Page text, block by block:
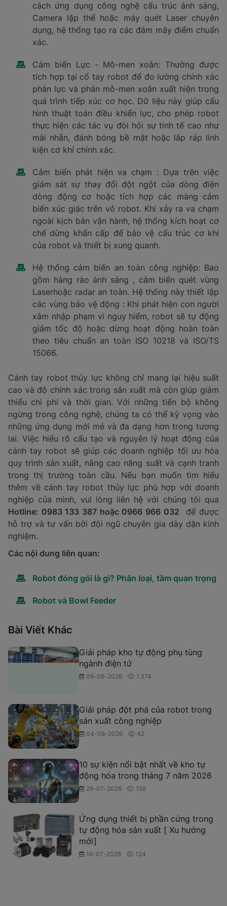
cách ứng dụng công nghệ cấu trúc ánh sáng,
Camera lập thể hoặc máy quét Laser chuyên
dụng, hệ thống tạo ra các đám mây điểm chuẩn
xác.
Cảm biến Lực - Mô-men xoắn: Thường được
tích hợp tại cổ tay robot để đo lường chính xác
phản lực và phản mô-men xoắn xuất hiện trong
quá trình tiếp xúc cơ học. Dữ liệu này giúp cấu
hình thuật toán điều khiển lực, cho phép robot
thực hiện các tác vụ đòi hỏi sự tinh tế cao như
mài nhẵn, đánh bóng bề mặt hoặc lắp ráp linh
kiện cơ khí chính xác.
Cảm biến phát hiện va chạm : Dựa trên việc
giám sát sự thay đổi đột ngột của dòng điện
dòng động cơ hoặc tích hợp các màng cảm
biến xúc giác trên vỏ robot. Khi xảy ra va chạm
ngoài kịch bản vận hành, hệ thống kích hoạt cơ
chế dừng khẩn cấp để bảo vệ cấu trúc cơ khí
của robot và thiết bị xung quanh.
Hệ thống cảm biến an toàn công nghiệp: Bao
gồm hàng rào ánh sáng , cảm biến quét vùng
Laserhoặc radar an toàn. Hệ thống này thiết lập
các vùng bảo vệ động : Khi phát hiện con người
xâm nhập phạm vi nguy hiểm, robot sẽ tự động
giảm tốc độ hoặc dừng hoạt động hoàn toàn
theo tiêu chuẩn an toàn ISO 10218 và ISO/TS
15066.
Cánh tay robot thủy lực không chỉ mang lại hiệu suất
cao và độ chính xác trong sản xuất mà còn giúp giảm
thiểu chi phí và thời gian. Với những tiến bộ không
ngừng trong công nghệ, chúng ta có thể kỳ vọng vào
những ứng dụng mới mẻ và đa dạng hơn trong tương
lai. Việc hiểu rõ cấu tạo và nguyên lý hoạt động của
cánh tay robot sẽ giúp các doanh nghiệp tối ưu hóa
quy trình sản xuất, nâng cao năng suất và cạnh tranh
trong thị trường toàn cầu. Nếu bạn muốn tìm hiểu
thêm về cánh tay robot thủy lực phù hợp với doanh
nghiệp của mình, vui lòng liên hệ với chúng tôi qua
Hotline: 0983 133 387 hoặc 0966 966 032 để được
hỗ trợ và tư vấn bởi đội ngũ chuyên gia dày dặn kinh
nghiệm.
Các nội dung liên quan:
Robot đóng gói là gì? Phân loại, tầm quan trọng
Robot và Bowl Feeder
Bài Viết Khác
Giải pháp kho tự động phụ tùng
ngành điện tử
06-08-2026 1.374
Giải pháp đột phá của robot trong
sản xuất công nghiệp
04-08-2026 42
10 sự kiện nổi bật nhất về kho tự
động hóa trong tháng 7 năm 2026
29-07-2026 159
Ứng dụng thiết bị phần cứng trong
tự động hóa sản xuất [ Xu hướng
mới]
16-07-2026 124